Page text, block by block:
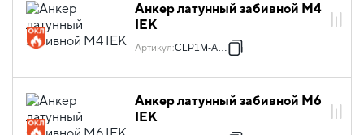
Анкер латунный забивной М4
IEK
Артикул:CLP1M-AL-4
Анкер латунный забивной М6
IEK